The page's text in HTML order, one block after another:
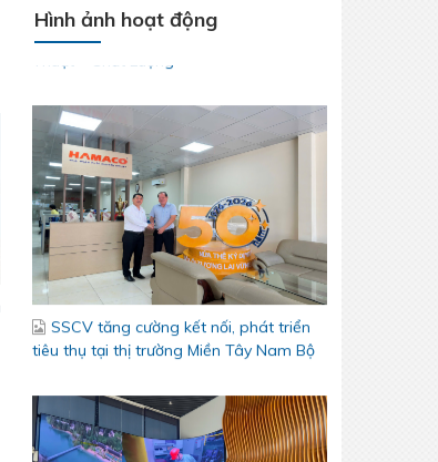
Hình ảnh hoạt động
SSCV tăng cường kết nối, phát triển
tiêu thụ tại thị trường Miền Tây Nam Bộ